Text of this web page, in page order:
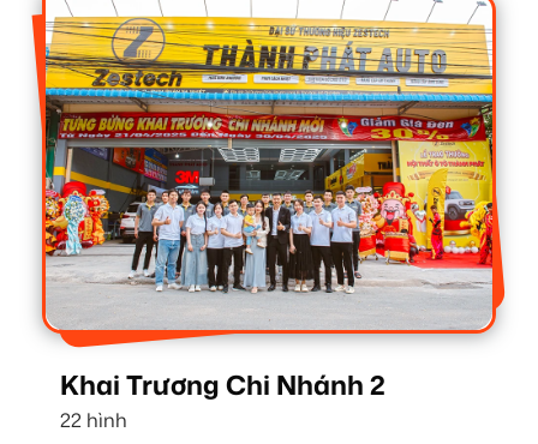
Khai Trương Chi Nhánh 2
22 hình